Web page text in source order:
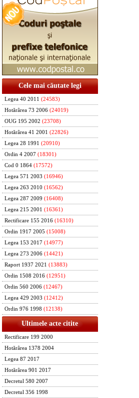
Cele mai căutate legi
Legea 40 2011 (24583)
Hotărârea 73 2006 (24019)
OUG 195 2002 (23708)
Hotărârea 41 2001 (22826)
Legea 28 1991 (20910)
Ordin 4 2007 (18301)
Cod 0 1864 (17572)
Legea 571 2003 (16946)
Legea 263 2010 (16562)
Legea 287 2009 (16408)
Legea 215 2001 (16361)
Rectificare 155 2016 (16310)
Ordin 1917 2005 (15008)
Legea 153 2017 (14977)
Legea 273 2006 (14421)
Raport 1937 2021 (13883)
Ordin 1508 2016 (12951)
Ordin 560 2006 (12467)
Legea 429 2003 (12412)
Ordin 976 1998 (12138)
Ultimele acte citite
Rectificare 199 2000
Hotărârea 1378 2004
Legea 87 2017
Hotărârea 901 2017
Decretul 580 2007
Decretul 356 1998